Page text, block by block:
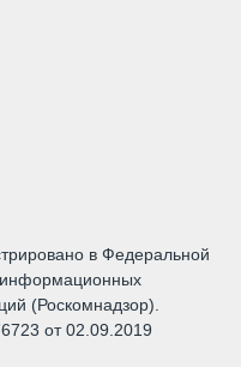
в Федеральной
информационных
(Роскомнадзор).
от 02.09.2019